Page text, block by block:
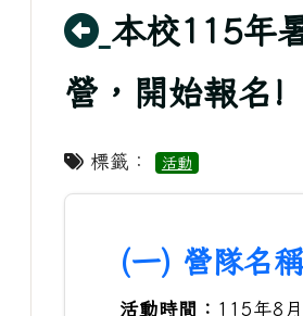
回上頁
本校115年
營，開始報名!
標籤： 活動
(一) 營隊名
活動時間： 115年8